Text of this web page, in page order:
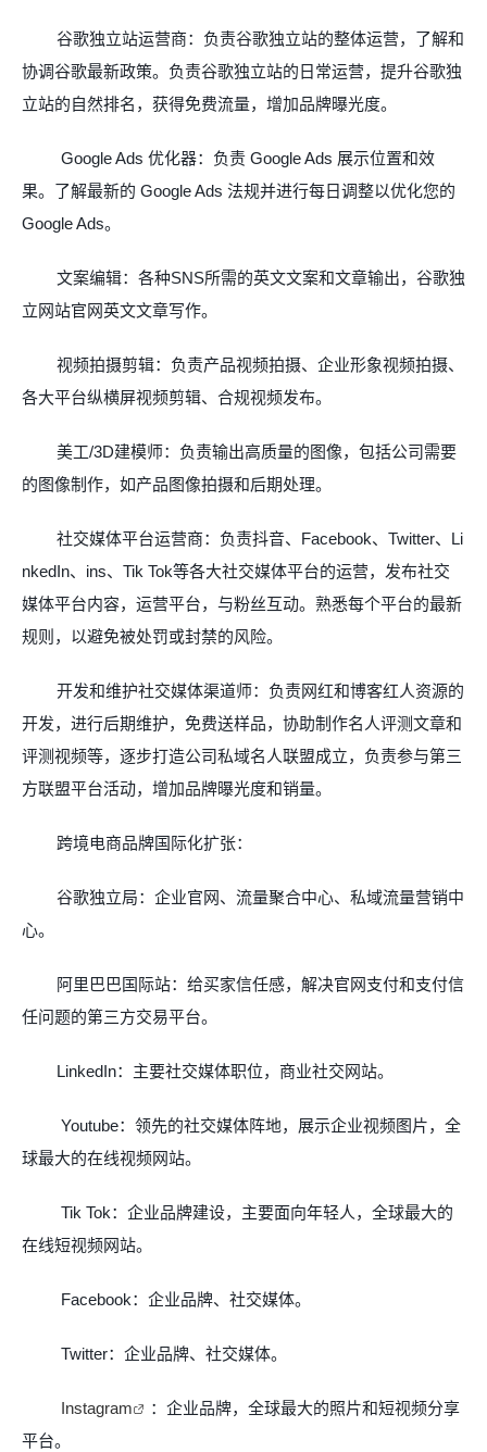
谷歌独立站运营商：负责谷歌独立站的整体运营，了解和
协调谷歌最新政策。负责谷歌独立站的日常运营，提升谷歌独
立站的自然排名，获得免费流量，增加品牌曝光度。
Google Ads 优化器：负责 Google Ads 展示位置和效
果。了解最新的 Google Ads 法规并进行每日调整以优化您的
Google Ads。
文案编辑：各种SNS所需的英文文案和文章输出，谷歌独
立网站官网英文文章写作。
视频拍摄剪辑：负责产品视频拍摄、企业形象视频拍摄、
各大平台纵横屏视频剪辑、合规视频发布。
美工/3D建模师：负责输出高质量的图像，包括公司需要
的图像制作，如产品图像拍摄和后期处理。
社交媒体平台运营商：负责抖音、 Facebook、 Twitter、 Li
nkedIn、 ins、 Tik Tok等各大社交媒体平台的运营，发布社交
媒体平台内容，运营平台，与粉丝互动。熟悉每个平台的最新
规则，以避免被处罚或封禁的风险。
开发和维护社交媒体渠道师：负责网红和博客红人资源的
开发，进行后期维护，免费送样品，协助制作名人评测文章和
评测视频等，逐步打造公司私域名人联盟成立，负责参与第三
方联盟平台活动，增加品牌曝光度和销量。
跨境电商品牌国际化扩张：
谷歌独立局：企业官网、流量聚合中心、私域流量营销中
心。
阿里巴巴国际站：给买家信任感，解决官网支付和支付信
任问题的第三方交易平台。
LinkedIn：主要社交媒体职位，商业社交网站。
Youtube：领先的社交媒体阵地，展示企业视频图片，全
球最大的在线视频网站。
Tik Tok：企业品牌建设，主要面向年轻人，全球最大的
在线短视频网站。
Facebook：企业品牌、社交媒体。
Twitter：企业品牌、社交媒体。
Instagram
：企业品牌，全球最大的照片和短视频分享
平台。